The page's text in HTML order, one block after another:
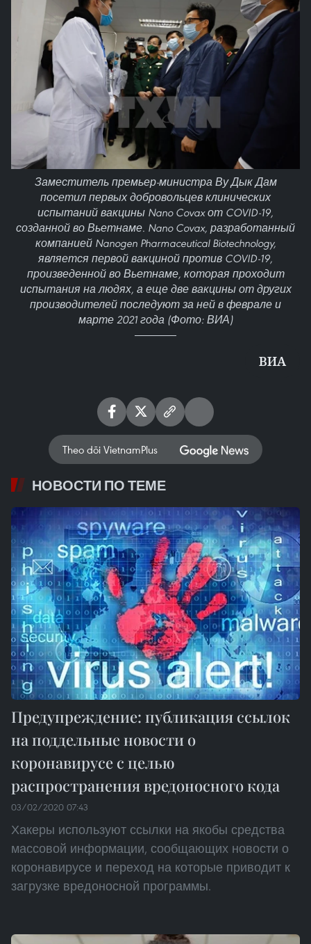
Заместитель премьер-министра Ву Дык Дам
посетил первых добровольцев клинических
испытаний вакцины Nano Covax от COVID-19,
созданной во Вьетнаме. Nano Covax, разработанный
компанией Nanogen Pharmaceutical Biotechnology,
является первой вакциной против COVID-19,
произведенной во Вьетнаме, которая проходит
испытания на людях, а еще две вакцины от других
производителей последуют за ней в феврале и
марте 2021 года (Фото: ВИА)
ВИА
Theo dõi VietnamPlus
НОВОСТИ ПО ТЕМЕ
Предупреждение: публикация ссылок
на поддельные новости о
коронавирусе с целью
распространения вредоносного кода
03/02/2020 07:43
Хакеры используют ссылки на якобы средства
массовой информации, сообщающих новости о
коронавирусе и переход на которые приводит к
загрузке вредоносной программы.